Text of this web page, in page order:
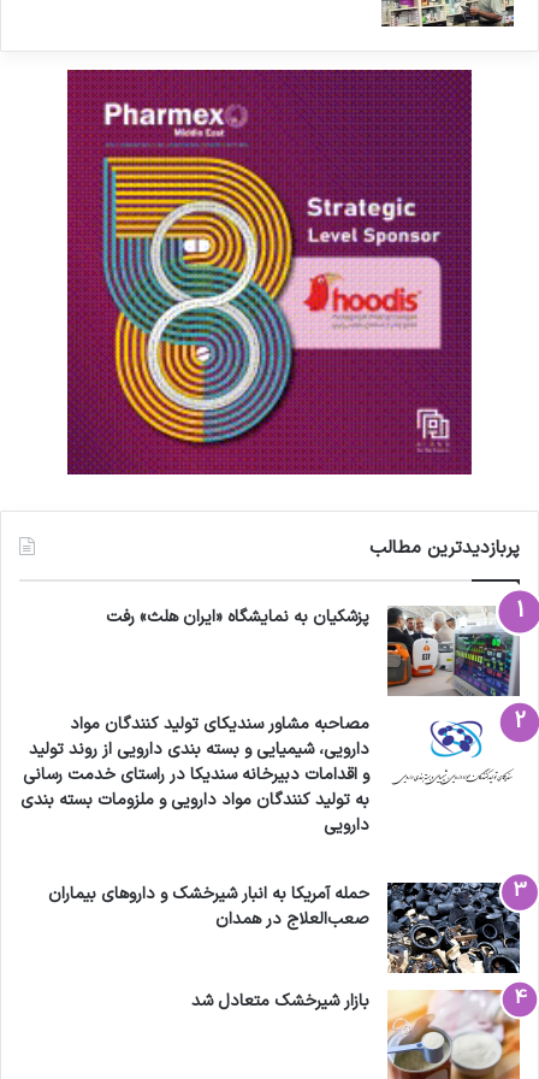
[7]، بخشنامه معاونت علمی فناوری ریاست جمهوری
خصوص ممنوع بودن واردات محصولات دانش بنیان
محصولات دانش بنیان در حوزه انکولوژی و از جمله
این دو ماده موثره دارویی، با قیمت های بسیار بالاتر
از قیمت های داخلی توسط شرکت های داروسازی
بزرگ با ارز حمایتی به کشور وارد می گردند.
دکتر خشایار کریمیان، عضو هیأت مدیره سندیکای
تولیدکنندگان مواد دارویی، شیمیایی و بسته بندی
منابع:
http://www.petrotahlil.com/Section-news-
2/42943-pemex-looks-to-export-toluene
https://www.made-in-china.com/products-
search/hot-china-
products/Benzyl_Alcohol.html
کریمیان، خ. زير ساخت هاي دگردیسی دانش به
فناوری،نشریه نشاء علم، 1390
کریمیان، خ. نقش بالقوه شیمی در ساختار
اقتصادی و اجتماعی ایران،
1392،1، 19-29
پربازدیدترین مطالب
پزشکیان به نمایشگاه «ایران هلث» رفت
مصاحبه مشاور سندیکای تولید کنندگان مواد
دارویی، شیمیایی و بسته بندی دارویی از روند تولید
و اقدامات دبیرخانه سندیکا در راستای خدمت رسانی
به تولید کنندگان مواد دارویی و ملزومات بسته بندی
دارویی
حمله آمریکا به انبار شیرخشک و داروهای بیماران
صعب‌العلاج در همدان
بازار شیرخشک متعادل شد